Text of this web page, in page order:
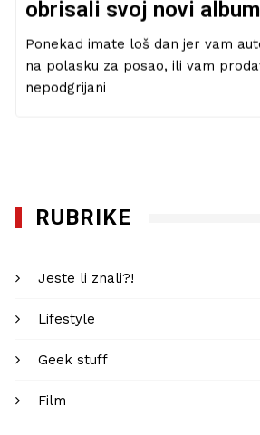
obrisali svoj novi album
Ponekad imate loš dan jer vam
na polasku za posao, ili vam
nepodgrijani
RUBRIKE
Jeste li znali?!
Lifestyle
Geek stuff
Film